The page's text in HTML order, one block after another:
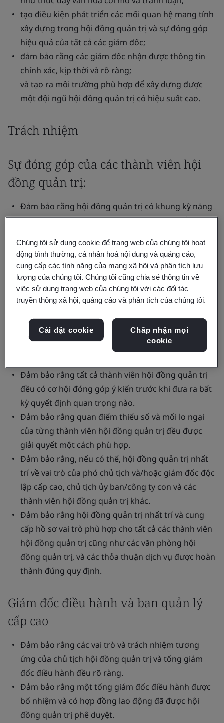
tạo điều kiện phát triển các mối quan hệ mang tính
xây dựng trong hội đồng quản trị và sự đóng góp
hiệu quả của tất cả các giám đốc;
đảm bảo rằng các giám đốc nhận được thông tin
chính xác, kịp thời và rõ ràng;
và tạo ra môi trường phù hợp để xây dựng được
một đội ngũ hội đồng quản trị có hiệu suất cao.
Trách nhiệm
Sự đóng góp của các thành viên hội
đồng quản trị:
Đảm bảo rằng hội đồng quản trị có khung kỹ năng
và năng lực cho các thành viên hội đồng quản trị
cũng như kinh nghiệm của tất cả thành viên hội
đồng quản trị trong và giữa các cuộc họp.
Khuyến khích tất cả thành viên hội đồng quản trị
tham gia tích cực vào mọi khía cạnh hoạt động của
hội đồng.
Đảm bảo duy trì các tiêu chuẩn ứng xử phù hợp
theo Quy tắc đạo đức trong kinh doanh của BSI và
các chính sách liêm chính khác được hội đồng quản
Đảm bảo rằng tất cả thành viên hội đồng quản trị
đều có cơ hội đóng góp ý kiến trước khi đưa ra bất
kỳ quyết định quan trọng nào.
Đảm bảo rằng quan điểm thiểu số và mối lo ngại
của từng thành viên hội đồng quản trị đều được
giải quyết một cách phù hợp.
Đảm bảo rằng, nếu có thể, hội đồng quản trị nhất
trí về vai trò của phó chủ tịch và/hoặc giám đốc độc
lập cấp cao, chủ tịch ủy ban/công ty con và các
thành viên hội đồng quản trị khác.
Đảm bảo rằng hội đồng quản trị nhất trí và cung
cấp hồ sơ vai trò phù hợp cho tất cả các thành viên
hội đồng quản trị cũng như các văn phòng hội
đồng quản trị, và các thỏa thuận dịch vụ được hoàn
thành đúng quy định.
Giám đốc điều hành và ban quản lý
cấp cao
Đảm bảo rằng các vai trò và trách nhiệm tương
ứng của chủ tịch hội đồng quản trị và tổng giám
đốc điều hành đều rõ ràng.
Đảm bảo rằng một tổng giám đốc điều hành được
bổ nhiệm và có hợp đồng lao động đã được hội
đồng quản trị phê duyệt.
Chúng tôi sử dụng cookie để trang web của chúng tôi hoạt
động bình thường, cá nhân hoá nội dung và quảng cáo,
cung cấp các tính năng của mạng xã hội và phân tích lưu
lượng của chúng tôi. Chúng tôi cũng chia sẻ thông tin về
việc sử dụng trang web của chúng tôi với các đối tác
truyền thông xã hội, quảng cáo và phân tích của chúng tôi.
Cài đặt cookie
Chấp nhận mọi
cookie